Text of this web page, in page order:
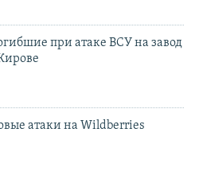
при атаке ВСУ на завод
атаки на Wildberries